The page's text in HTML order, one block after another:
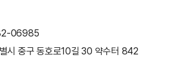
06985
시 중구 동호로10길 30 약수터 842